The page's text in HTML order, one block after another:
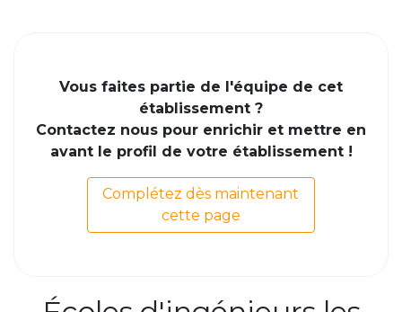
Vous faites partie de l'équipe de cet
établissement ?
Contactez nous pour enrichir et mettre en
avant le profil de votre établissement !
Complétez dès maintenant
cette page